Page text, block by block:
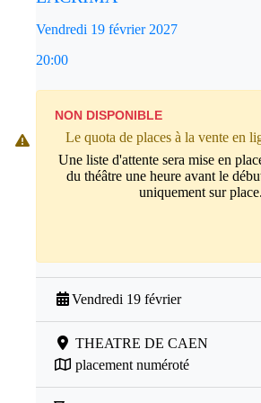
Vendredi 19 février 2027
20:00
NON DISPONIBLE
Le quota de places à la vente en
Une liste d'attente sera mise en
du théâtre une heure avant le
uniquement sur place.
Vendredi 19 février
THEATRE DE CAEN
placement numéroté